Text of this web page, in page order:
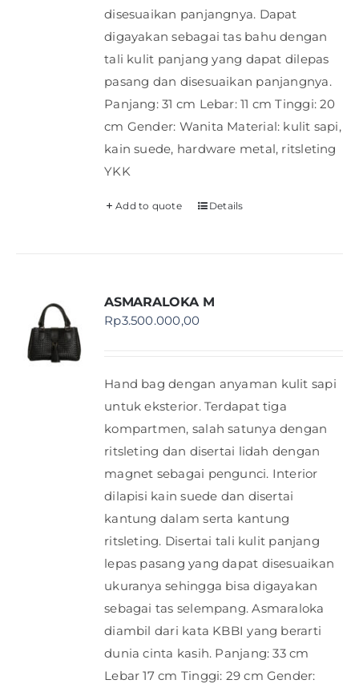
disesuaikan panjangnya. Dapat
digayakan sebagai tas bahu dengan
tali kulit panjang yang dapat dilepas
pasang dan disesuaikan panjangnya.
Panjang: 31 cm Lebar: 11 cm Tinggi: 20
cm Gender: Wanita Material: kulit sapi,
kain suede, hardware metal, ritsleting
YKK
Add to quote Details
ASMARALOKA M
Rp3.500.000,00
Hand bag dengan anyaman kulit sapi
untuk eksterior. Terdapat tiga
kompartmen, salah satunya dengan
ritsleting dan disertai lidah dengan
magnet sebagai pengunci. Interior
dilapisi kain suede dan disertai
kantung dalam serta kantung
ritsleting. Disertai tali kulit panjang
lepas pasang yang dapat disesuaikan
ukuranya sehingga bisa digayakan
sebagai tas selempang. Asmaraloka
diambil dari kata KBBI yang berarti
dunia cinta kasih. Panjang: 33 cm
Lebar 17 cm Tinggi: 29 cm Gender: